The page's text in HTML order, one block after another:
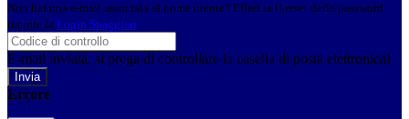
Non hai una e-mail associata al nome utente? Effettua il reset della password
tramite la Login Spaggiari
E-mail inviata, si prega di controllare la casella di posta elettronica!
Errore